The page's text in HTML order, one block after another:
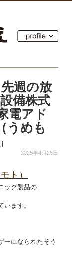
週の放
備株式
電アド
うめも
2025年4月26日
ト）
ック製品の
ます。
ーになられたそう